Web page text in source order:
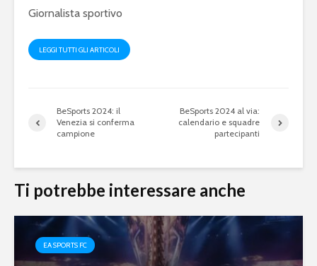
Giornalista sportivo
LEGGI TUTTI GLI ARTICOLI
BeSports 2024: il
Venezia si conferma
campione
BeSports 2024 al via:
calendario e squadre
partecipanti
Ti potrebbe interessare anche
EA SPORTS FC
perfetto: Cross-
Gen, Free-to-play.
L’Atalanta eSports
schiera la sua
del 7
Coop e